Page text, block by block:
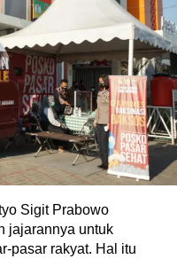
Sigit Prabowo
jajarannya untuk
pasar rakyat. Hal itu